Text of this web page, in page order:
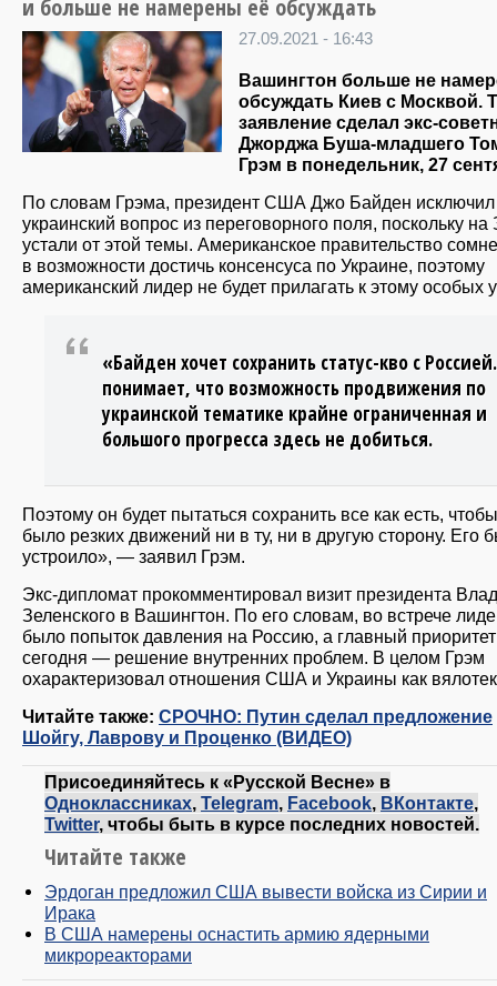
и больше не намерены её обсуждать
27.09.2021 - 16:43
Вашингтон больше не
обсуждать Киев с Москвой.
заявление сделал экс-
Джорджа Буша-младшего
Грэм в понедельник, 27
По словам Грэма, президент США Джо Байден исключил
украинский вопрос из переговорного поля, поскольку на
устали от этой темы. Американское правительство
в возможности достичь консенсуса по Украине, поэтому
американский лидер не будет прилагать к этому особых
«Байден хочет сохранить статус-кво с
понимает, что возможность продвижения по
украинской тематике крайне ограниченная и
большого прогресса здесь не добиться.
Поэтому он будет пытаться сохранить все как есть,
было резких движений ни в ту, ни в другую сторону. Его
устроило», — заявил Грэм.
Экс-дипломат прокомментировал визит президента
Зеленского в Вашингтон. По его словам, во встрече
было попыток давления на Россию, а главный
сегодня — решение внутренних проблем. В целом Грэм
охарактеризовал отношения США и Украины как
Читайте также: СРОЧНО: Путин сделал предложение
Шойгу, Лаврову и Проценко (ВИДЕО)
Присоединяйтесь к «Русской Весне» в
Одноклассниках, Telegram, Facebook, ВКонтакте,
Twitter, чтобы быть в курсе последних новостей.
Читайте также
Эрдоган предложил США вывести войска из Сирии и
Ирака
В США намерены оснастить армию ядерными
микрореакторами